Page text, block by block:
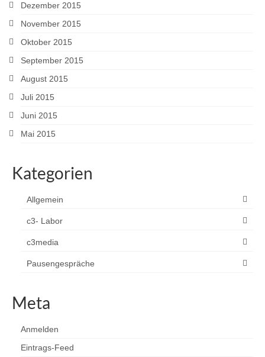
Dezember 2015
November 2015
Oktober 2015
September 2015
August 2015
Juli 2015
Juni 2015
Mai 2015
Kategorien
Allgemein
c3- Labor
c3media
Pausengespräche
Meta
Anmelden
Eintrags-Feed